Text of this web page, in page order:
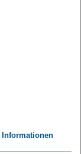
Informationen